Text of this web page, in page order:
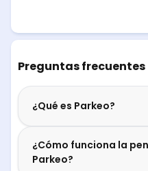
Preguntas frecuentes
¿Qué es Parkeo?
¿Cómo funciona la
Parkeo?